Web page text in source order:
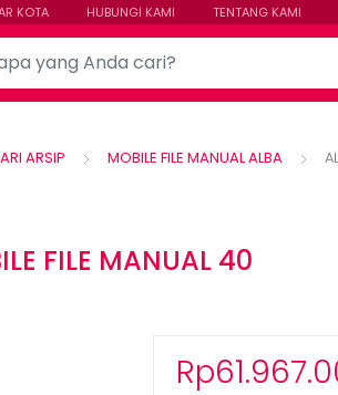
KOTA HUBUNGI KAMI TENTANG KAMI
ARSIP MOBILE FILE MANUAL ALBA
FILE MANUAL 40
Rp